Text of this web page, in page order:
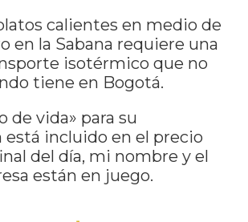
calientes en medio de
en la Sabana requiere una
isotérmico que no
tiene en Bogotá.
de vida» para su
está incluido en el precio
del día, mi nombre y el
están en juego.